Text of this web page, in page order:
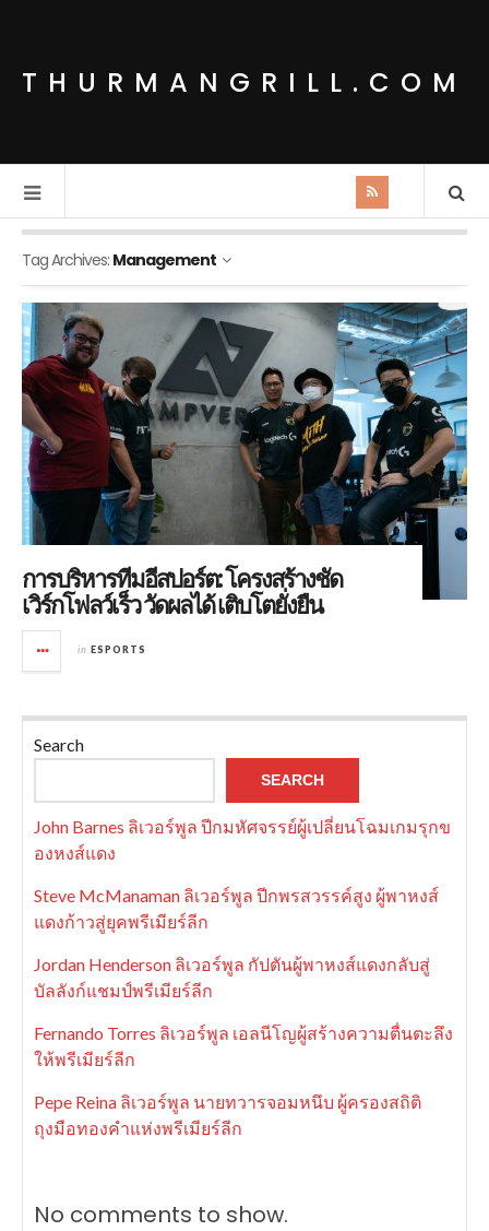
THURMANGRILL.COM
Tag Archives: Management
การบริหารทีมอีสปอร์ต: โครงสร้างชัด
เวิร์กโฟลว์เร็ว วัดผลได้ เติบโตยั่งยืน
in ESPORTS
Search
SEARCH
John Barnes ลิเวอร์พูล ปีกมหัศจรรย์ผู้เปลี่ยนโฉมเกมรุกข
องหงส์แดง
Steve McManaman ลิเวอร์พูล ปีกพรสวรรค์สูง ผู้พาหงส์
แดงก้าวสู่ยุคพรีเมียร์ลีก
Jordan Henderson ลิเวอร์พูล กัปตันผู้พาหงส์แดงกลับสู่
บัลลังก์แชมป์พรีเมียร์ลีก
Fernando Torres ลิเวอร์พูล เอลนีโญผู้สร้างความตื่นตะลึง
ให้พรีเมียร์ลีก
Pepe Reina ลิเวอร์พูล นายทวารจอมหนึบ ผู้ครองสถิติ
ถุงมือทองคำแห่งพรีเมียร์ลีก
No comments to show.